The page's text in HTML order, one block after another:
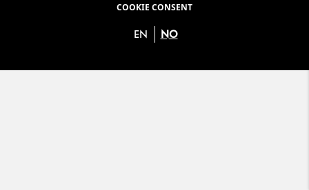
COOKIE CONSENT
EN NO